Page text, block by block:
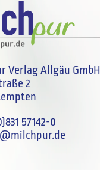
Verlag Allgäu GmbH
2
57142-0